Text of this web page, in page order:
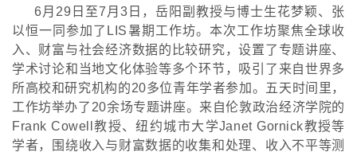
6月29 日至7月3日，岳阳副教授与博士生花梦颖、张
以恒一同参加了LIS暑期工作坊。本次工作坊聚焦全球收
入、财富与社会经济数据的比较研究，设置了专题讲座、
学术讨论和当地文化体验等多个环节，吸引了来自世界多
所高校和研究机构的20多位青年学者参加。五天时间里，
工作坊举办了20余场专题讲座。来自伦敦政治经济学院的
Frank Cowell教授、纽约城市大学Janet Gornick教授等
学者，围绕收入与财富数据的收集和处理、收入不平等测